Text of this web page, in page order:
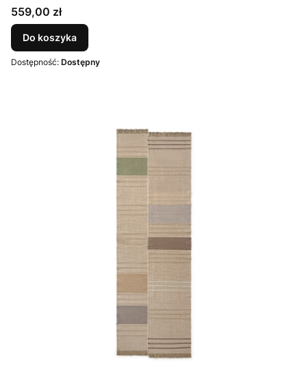
Cena
559,00 zł
Do koszyka
Dostępność: Dostępny